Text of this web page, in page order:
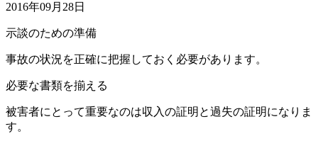
2016年09月28日
示談のための準備
事故の状況を正確に把握しておく必要があります。
必要な書類を揃える
被害者にとって重要なのは収入の証明と過失の証明になりま
す。